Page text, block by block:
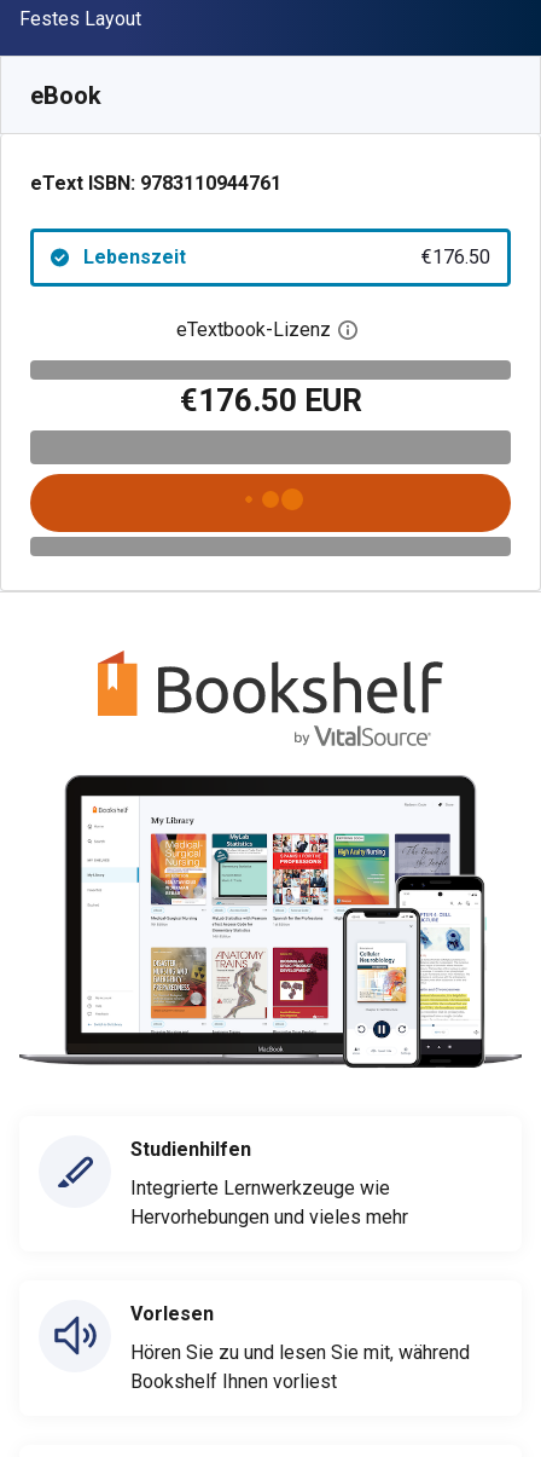
Format
Festes Layout
eBook
eText ISBN: 9783110944761
Lebenszeit €176.50
eTextbook-Lizenz Digitalen
€176.50 EUR
Studienhilfen
Integrierte Lernwerkzeuge wie
Hervorhebungen und vieles mehr
Vorlesen
Hören Sie zu und lesen Sie mit, während
Bookshelf Ihnen vorliest